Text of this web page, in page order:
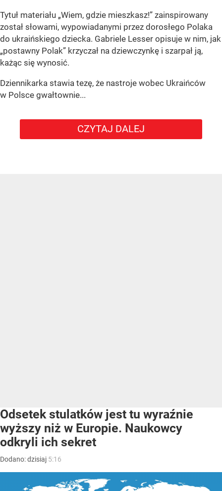
Tytuł materiału „Wiem, gdzie mieszkasz!” zainspirowany
został słowami, wypowiadanymi przez dorosłego Polaka
do ukraińskiego dziecka. Gabriele Lesser opisuje w nim, jak
„postawny Polak” krzyczał na dziewczynkę i szarpał ją,
każąc się wynosić.
Dziennikarka stawia tezę, że nastroje wobec Ukraińców
w Polsce gwałtownie...
CZYTAJ DALEJ
Odsetek stulatków jest tu wyraźnie
wyższy niż w Europie. Naukowcy
odkryli ich sekret
Dodano:dzisiaj 5:16